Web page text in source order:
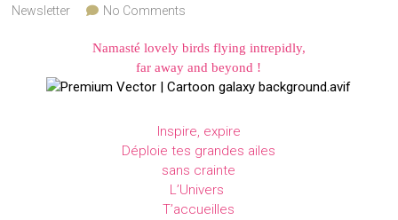
Newsletter
No Comments
Namasté lovely birds flying intrepidly,
far away and beyond !
Inspire, expire
Déploie tes grandes ailes
sans crainte
L’Univers
T’accueilles